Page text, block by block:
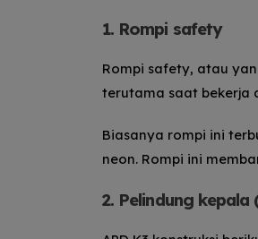
1. Rompi safety
Rompi safety, atau
terutama saat bekerja
Biasanya rompi ini
neon. Rompi ini
2. Pelindung